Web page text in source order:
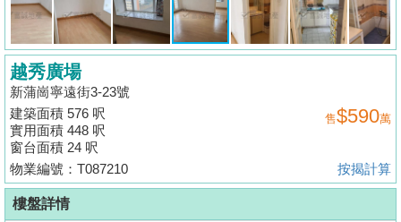
揭
地
產
博
客
地
產
新
越秀廣場
新蒲崗寧遠街3-23號
建築面積 576 呎
實用面積 448 呎
窗台面積 24 呎
售$590萬
物業編號：T087210 按揭計算
樓盤詳情